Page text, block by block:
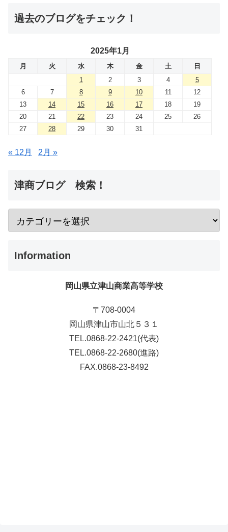
過去のブログをチェック！
2025年1月
月 火 水 木 金 土
日
1
2 3 4
5
6
7 8 9 10 11
12
13
14 15 16 17 18
19
20
21 22 23 24 25
26
27
28 29 30 31
« 12月 2月 »
津商ブログ 検索！
Information
岡山県立津山商業高等学校
〒708-0004
岡山県津山市山北５３１
TEL.0868-22-2421(代表)
TEL.0868-22-2680(進路)
FAX.0868-23-8492